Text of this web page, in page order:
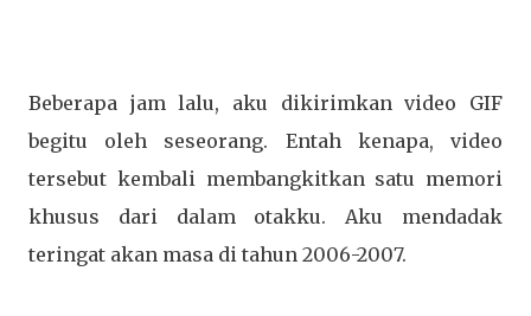
Beberapa jam lalu, aku dikirimkan video GIF
begitu oleh seseorang. Entah kenapa, video
tersebut kembali membangkitkan satu memori
khusus dari dalam otakku. Aku mendadak
teringat akan masa di tahun 2006-2007.